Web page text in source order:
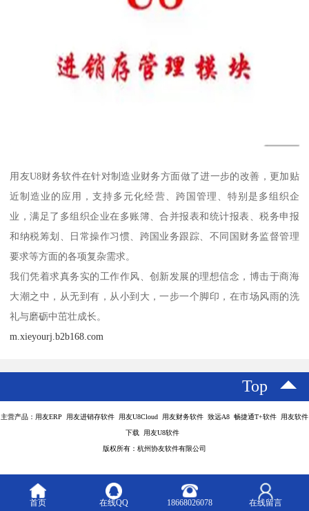
用友U8财务软件在针对制造业财务方面做了进一步的改善，更加贴
近制造业的应用，支持多元化经营、跨国管理、特别是多组织企
业，满足了多组织企业在多账簿、合并报表和统计报表、税务申报
和纳税筹划、日常操作习惯、跨国业务跟踪、不同国财务监督管理
要求等方面的各项复杂需求。
我们凭着求真务实的工作作风、创新发展的理想信念，博击于商海
大潮之中，从无到有，从小到大，一步一个脚印，在市场风雨的洗
礼与磨砺中茁壮成长。
m.xieyourj.b2b168.com
Top
主营产品：用友ERP 用友进销存软件 用友U8Cloud 用友财务软件 致远A8 畅捷通T+软件 用友软件
下载 用友U8软件
版权所有：杭州协友软件有限公司
首页 在线QQ 18668026078 在线留言